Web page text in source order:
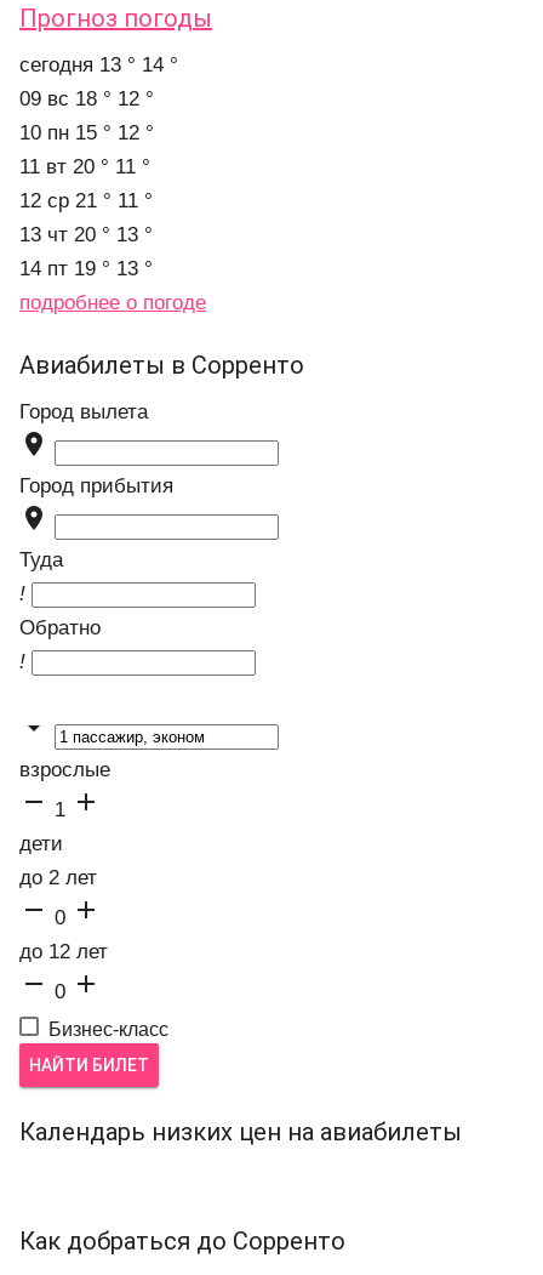
Прогноз погоды
cегодня 13 ° 14 °
09 вс 18 ° 12 °
10 пн 15 ° 12 °
11 вт 20 ° 11 °
12 ср 21 ° 11 °
13 чт 20 ° 13 °
14 пт 19 ° 13 °
подробнее о погоде
Авиабилеты в Сорренто
Город вылета

Город прибытия

Туда
!
Обратно
!

взрослые
 1 
дети
до 2 лет
 0 
до 12 лет
 0 
Бизнес-класс
НАЙТИ БИЛЕТ
Календарь низких цен на авиабилеты
Как добраться до Сорренто